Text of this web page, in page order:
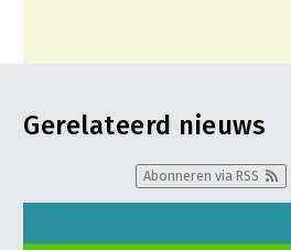
Gerelateerd nieuws
Abonneren via RSS